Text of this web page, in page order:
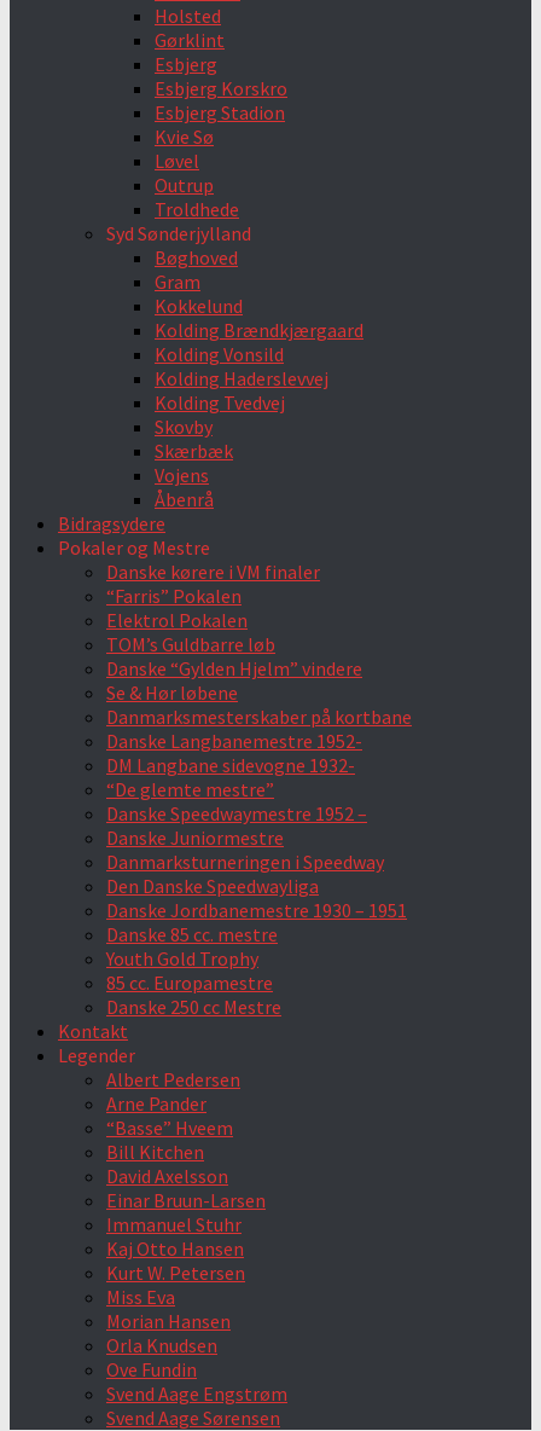
Holsted
Gørklint
Esbjerg
Esbjerg Korskro
Esbjerg Stadion
Kvie Sø
Løvel
Outrup
Troldhede
Syd Sønderjylland
Bøghoved
Gram
Kokkelund
Kolding Brændkjærgaard
Kolding Vonsild
Kolding Haderslevvej
Kolding Tvedvej
Skovby
Skærbæk
Vojens
Åbenrå
Bidragsydere
Pokaler og Mestre
Danske kørere i VM finaler
“Farris” Pokalen
Elektrol Pokalen
TOM’s Guldbarre løb
Danske “Gylden Hjelm” vindere
Se & Hør løbene
Danmarksmesterskaber på kortbane
Danske Langbanemestre 1952-
DM Langbane sidevogne 1932-
“De glemte mestre”
Danske Speedwaymestre 1952 –
Danske Juniormestre
Danmarksturneringen i Speedway
Den Danske Speedwayliga
Danske Jordbanemestre 1930 – 1951
Danske 85 cc. mestre
Youth Gold Trophy
85 cc. Europamestre
Danske 250 cc Mestre
Kontakt
Legender
Albert Pedersen
Arne Pander
“Basse” Hveem
Bill Kitchen
David Axelsson
Einar Bruun-Larsen
Immanuel Stuhr
Kaj Otto Hansen
Kurt W. Petersen
Miss Eva
Morian Hansen
Orla Knudsen
Ove Fundin
Svend Aage Engstrøm
Svend Aage Sørensen